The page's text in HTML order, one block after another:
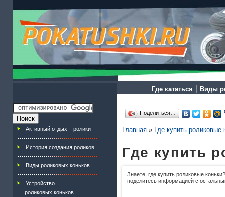
Где кататься | Виды
Активный отдых – ролики
История создания роликов
Виды роликовых коньков
Устройство
роликовых коньков
Поделиться…
Главная » Где купить роликовые
Где купить
Знаете, где купить роликовые
поделитесь информацией с